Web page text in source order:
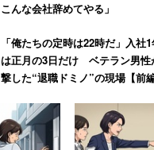
こんな会社辞めてやる」
「俺たちの定時は22時だ」入社
は正月の3日だけ ベテラン男性
撃した“退職ドミノ”の現場【前編